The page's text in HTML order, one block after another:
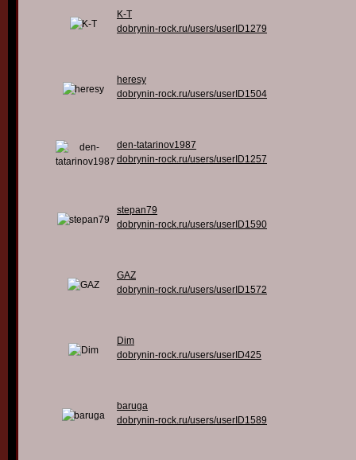
K-T
dobrynin-rock.ru/users/userID1279
heresy
dobrynin-rock.ru/users/userID1504
den-tatarinov1987
dobrynin-rock.ru/users/userID1257
stepan79
dobrynin-rock.ru/users/userID1590
GAZ
dobrynin-rock.ru/users/userID1572
Dim
dobrynin-rock.ru/users/userID425
baruga
dobrynin-rock.ru/users/userID1589